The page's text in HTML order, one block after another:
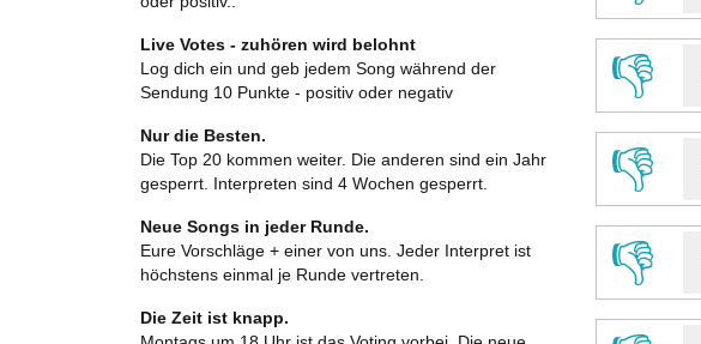
👎
👎
👎
Live Votes - zuhören wird belohnt
Log dich ein und geb jedem Song während der
Sendung 10 Punkte - positiv oder negativ
Nur die Besten.
Die Top 20 kommen weiter. Die anderen sind ein Jahr
gesperrt. Interpreten sind 4 Wochen gesperrt.
Neue Songs in jeder Runde.
Eure Vorschläge + einer von uns. Jeder Interpret ist
höchstens einmal je Runde vertreten.
Die Zeit ist knapp.